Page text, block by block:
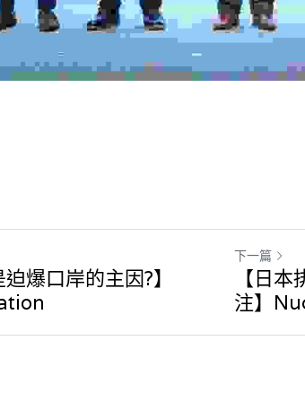
爆口岸的主因?】
下一篇
【日
注】